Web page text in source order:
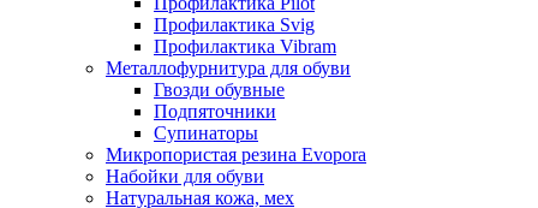
Профилактика Svig
Профилактика Vibram
Металлофурнитура для обуви
Гвозди обувные
Подпяточники
Супинаторы
Микропористая резина Evopora
Набойки для обуви
Натуральная кожа, мех